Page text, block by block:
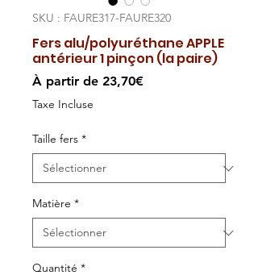
SKU : FAURE317-FAURE320
Fers alu/polyuréthane APPLE
antérieur 1 pinçon (la paire)
À partir de 23,70€Prix
Taxe Incluse
Taille fers *
Matière *
Quantité *